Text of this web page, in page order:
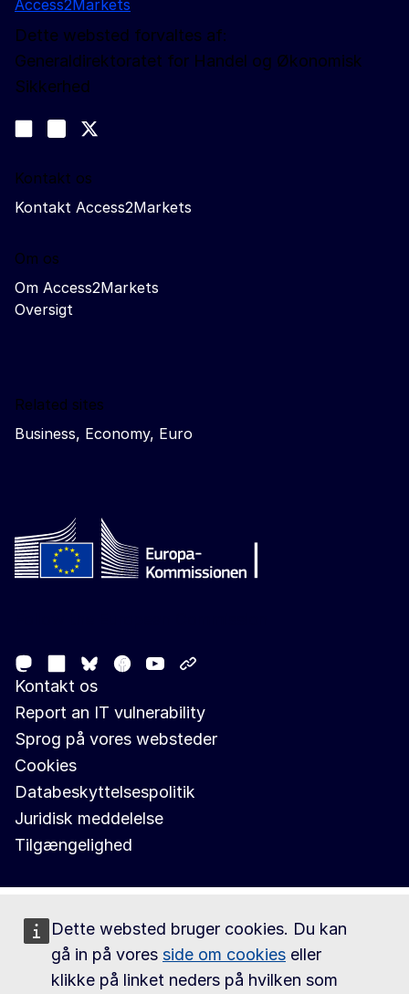
Dette websted bruger cookies. Du kan
gå in på vores side om cookies eller
klikke på linket neders på hvilken som
Access2Markets
Dette websted forvaltes af:
Generaldirektoratet for Handel og Økonomisk
Sikkerhed
Join us on LinkedIn
Trade-Off podcast
Kontakt os
Kontakt Access2Markets
Om os
Om Access2Markets
Oversigt
Related sites
Business, Economy, Euro
MastodonLinkedIn
Bluesky
Facebook
Youtube
Kontakt os
Report an IT vulnerability
Sprog på vores websteder
Cookies
Databeskyttelsespolitik
Juridisk meddelelse
Tilgængelighed